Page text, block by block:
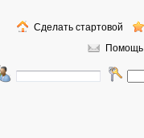
Помощь
Сделать стартовой